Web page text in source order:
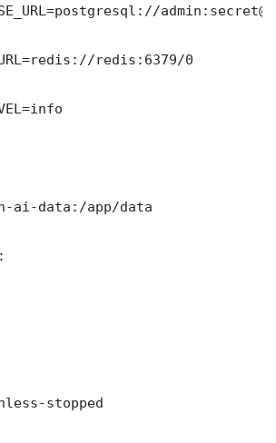
redis:6379/0
ai-data:/app/data
stopped